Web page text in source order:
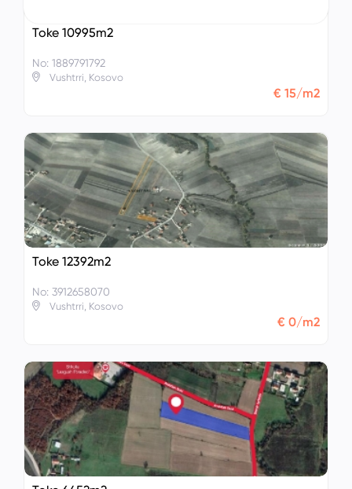
Toke 10995m2
No: 1889791792
Vushtrri, Kosovo
€ 15/m2
Toke 12392m2
No: 3912658070
Vushtrri, Kosovo
€ 0/m2